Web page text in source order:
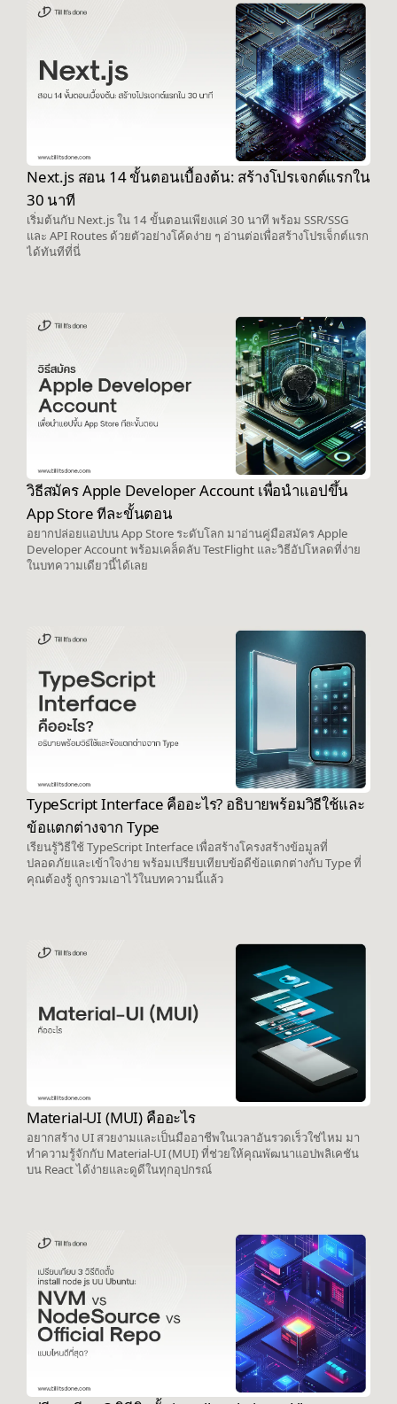
Next.js สอน 14 ขั้นตอนเบื้องต้น: สร้างโปรเจกต์แรกใน
30 นาที
เริ่มต้นกับ Next.js ใน 14 ขั้นตอนเพียงแค่ 30 นาที พร้อม SSR/SSG
และ API Routes ด้วยตัวอย่างโค้ดง่าย ๆ อ่านต่อเพื่อสร้างโปรเจ็กต์แรก
ได้ทันทีที่นี่
วิธีสมัคร Apple Developer Account เพื่อนำแอปขึ้น
App Store ทีละขั้นตอน
อยากปล่อยแอปบน App Store ระดับโลก มาอ่านคู่มือสมัคร Apple
Developer Account พร้อมเคล็ดลับ TestFlight และวิธีอัปโหลดที่ง่าย
ในบทความเดียวนี้ได้เลย
TypeScript Interface คืออะไร? อธิบายพร้อมวิธีใช้และ
ข้อแตกต่างจาก Type
เรียนรู้วิธีใช้ TypeScript Interface เพื่อสร้างโครงสร้างข้อมูลที่
ปลอดภัยและเข้าใจง่าย พร้อมเปรียบเทียบข้อดีข้อแตกต่างกับ Type ที่
คุณต้องรู้ ถูกรวมเอาไว้ในบทความนี้แล้ว
Material-UI (MUI) คืออะไร
อยากสร้าง UI สวยงามและเป็นมืออาชีพในเวลาอันรวดเร็วใช่ไหม มา
ทำความรู้จักกับ Material-UI (MUI) ที่ช่วยให้คุณพัฒนาแอปพลิเคชัน
บน React ได้ง่ายและดูดีในทุกอุปกรณ์